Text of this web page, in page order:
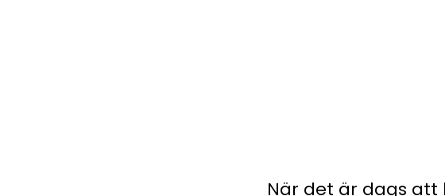
När det är dags